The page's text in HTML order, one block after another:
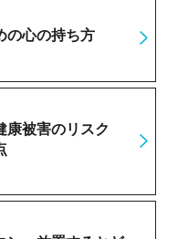
の心の持ち方
康被害のリスク